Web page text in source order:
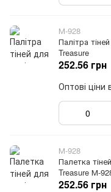
М-928
Палітра
Treasure
252.56 грн
Оптові ціни
М-928
Палетка
Treasure М-
252.56 грн